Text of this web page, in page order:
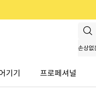
기기 프로페셔널